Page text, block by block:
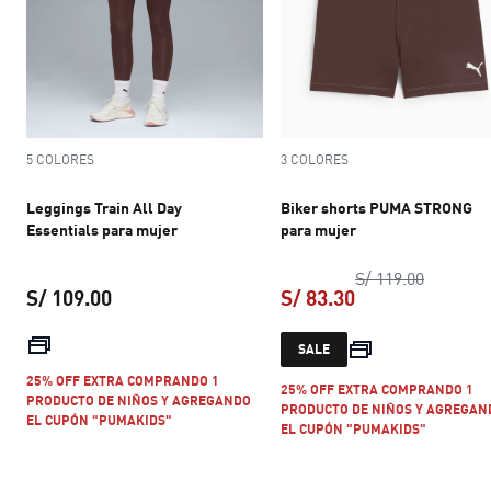
5 COLORES
Leggings Train All Day
Essentials para mujer
S/ 109.00
25% OFF EXTRA COMPRANDO 1
PRODUCTO DE NIÑOS Y AGREGANDO
EL CUPÓN "PUMAKIDS"
3 COLORES
Biker shorts PUMA STRONG
para mujer
S/ 119.00precio
S/ 83.30
precio actual S/
SALE
25% OFF EXTRA COMPRANDO 1
PRODUCTO DE NIÑOS Y
EL CUPÓN "PUMAKIDS"